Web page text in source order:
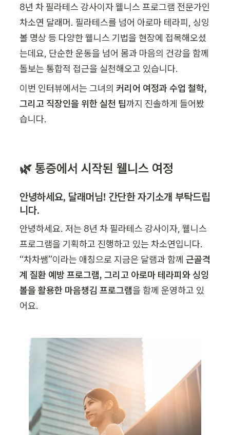
8년 차 필라테스 강사이자 웰니스 프로그램 전문가인
차소연 달래머. 필라테스를 넘어 아로마 테라피, 싱잉
볼 명상 등 다양한 웰니스 기법을 현장에 접목해오셨
는데요, 단순한 운동을 넘어 몸과 마음의 건강을 함께
돌보는 통합적 접근을 실천해오고 있습니다.
이번 인터뷰에서는 그녀의 커리어 여정과 수업 철학,
그리고 직장인을 위한 실천 팁까지 진솔하게 들어봤
습니다.
🌿 통증에서 시작된 웰니스 여정
안녕하세요, 달래머님! 간단한 자기소개 부탁드립
니다.
안녕하세요. 저는 8년 차 필라테스 강사이자, 웰니스
프로그램을 기획하고 진행하고 있는 차소연입니다.
“차차쌤”이라는 애칭으로 지금은 달램과 함께 근골격
계 질환 예방 프로그램, 그리고 아로마 테라피와 싱잉
볼을 활용한 마음챙김 프로그램을 함께 운영하고 있
어요.